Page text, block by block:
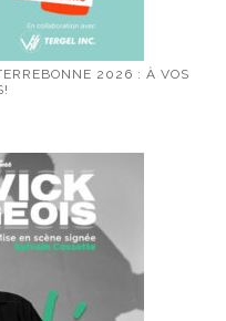
2026 : À VOS